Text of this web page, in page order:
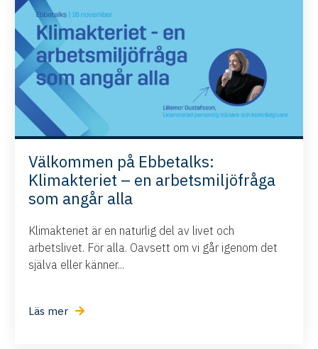
Välkommen på Ebbetalks:
Klimakteriet – en arbetsmiljöfråga
som angår alla
Klimakteriet är en naturlig del av livet och
arbetslivet. För alla. Oavsett om vi går igenom det
själva eller känner...
Läs mer